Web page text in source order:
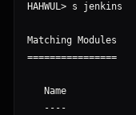
HAHWUL> s jenkins
Matching Modules
================
Name
----